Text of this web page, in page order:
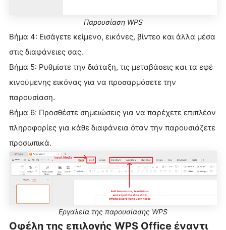
Παρουσίαση WPS
Βήμα 4: Εισάγετε κείμενο, εικόνες, βίντεο και άλλα μέσα
στις διαφάνειες σας.
Βήμα 5: Ρυθμίστε την διάταξη, τις μεταβάσεις και τα εφέ
κινούμενης εικόνας για να προσαρμόσετε την
παρουσίαση.
Βήμα 6: Προσθέστε σημειώσεις για να παρέχετε επιπλέον
πληροφορίες για κάθε διαφάνεια όταν την παρουσιάζετε
προσωπικά.
Εργαλεία της παρουσίασης WPS
Οφέλη της επιλογής WPS Office έναντι